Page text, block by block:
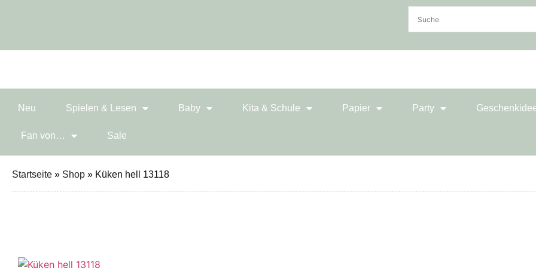
Neu Spielen & Lesen Baby Kita & Schule Papier Party
Fan von… Sale
Startseite » Shop » Küken hell 13118